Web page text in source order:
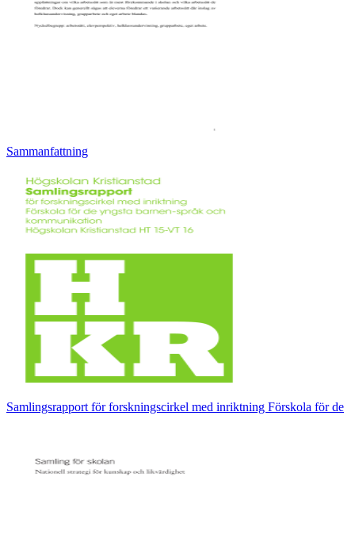
Sammanfattning
Samlingsrapport för forskningscirkel med inriktning Förskola för de